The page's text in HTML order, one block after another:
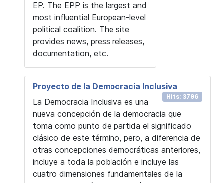
EP. The EPP is the largest and
most influential European-level
political coalition. The site
provides news, press releases,
documentation, etc.
Proyecto de la Democracia Inclusiva
Hits: 3796
La Democracia Inclusiva es una
nueva concepción de la democracia que
toma como punto de partida el significado
clásico de este término, pero, a diferencia de
otras concepciones democráticas anteriores,
incluye a toda la población e incluye las
cuatro dimensiones fundamentales de la